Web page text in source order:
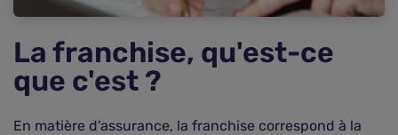
La franchise, qu'est-ce
que c'est ?
En matière d'assurance, la franchise correspond à la